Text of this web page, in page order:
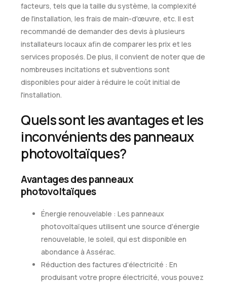
facteurs, tels que la taille du système, la complexité
de l'installation, les frais de main-d'œuvre, etc. Il est
recommandé de demander des devis à plusieurs
installateurs locaux afin de comparer les prix et les
services proposés. De plus, il convient de noter que de
nombreuses incitations et subventions sont
disponibles pour aider à réduire le coût initial de
l'installation.
Quels sont les avantages et les
inconvénients des panneaux
photovoltaïques?
Avantages des panneaux
photovoltaïques
Énergie renouvelable : Les panneaux
photovoltaïques utilisent une source d'énergie
renouvelable, le soleil, qui est disponible en
abondance à Assérac.
Réduction des factures d'électricité : En
produisant votre propre électricité, vous pouvez